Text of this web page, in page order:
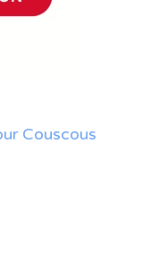
Couscous